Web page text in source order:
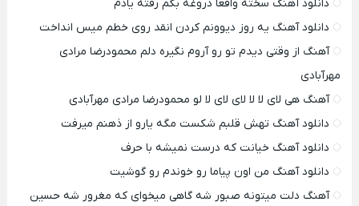
دانلود آهنگ سخته واقعا دروغه بگم رفته یادم
دانلود آهنگ یه روز دیوونم کردن انقد روی خطم میس انداخت
آهنگ از وقتی دیدم تو رو آروم نگیره دلم محمودرضا مرادی
مهرآبادی
آهنگ هی لای لا لا لای لای لا لو محمودرضا مرادی مهرآبادی
دانلود آهنگ تهش قلبم شکست مگه یارو از ذهنم میرفت
دانلود آهنگ خیانت که درست نمیشه با حرف
دانلود آهنگ من اون پیاما رو خوندم رو گوشیت
آهنگ دلت میتونه صبور شه گاهی میخوای که مغرور شه حسین